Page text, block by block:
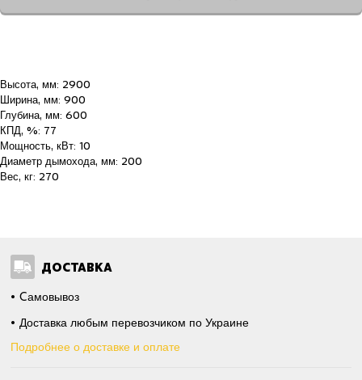
Высота, мм: 2900
Ширина, мм: 900
Глубина, мм: 600
КПД, %: 77
Мощность, кВт: 10
Диаметр дымохода, мм: 200
Вес, кг: 270
ДОСТАВКА
Cамовывоз
Доставка любым перевозчиком по Украине
Подробнее о доставке и оплате